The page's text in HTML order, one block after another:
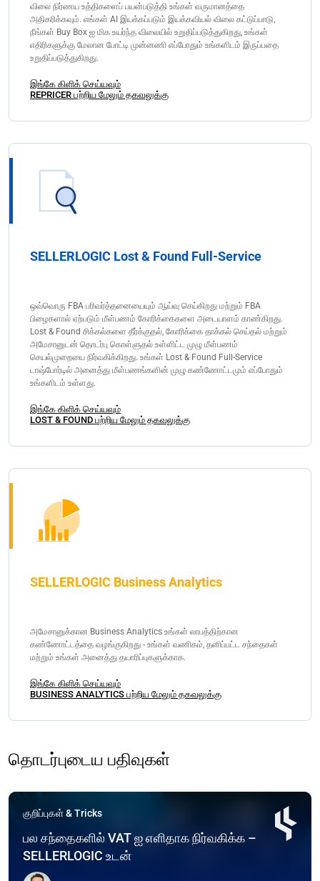
விலை நிர்ணய உத்திகளைப் பயன்படுத்தி உங்கள் வருமானத்தை
அதிகரிக்கவும். எங்கள் AI இயக்கப்படும் இயக்கவியல் விலை கட்டுப்பாடு,
நீங்கள் Buy Box ஐ மிக உயர்ந்த விலையில் உறுதிப்படுத்துகிறது, உங்கள்
எதிரிகளுக்கு மேலான போட்டி முன்னணி எப்போதும் உங்களிடம் இருப்பதை
உறுதிப்படுத்துகிறது.
இங்கே கிளிக் செய்யவும்
REPRICER பற்றிய மேலும் தகவலுக்கு
SELLERLOGIC Lost & Found Full-Service
ஒவ்வொரு FBA பரிவர்த்தனையையும் ஆய்வு செய்கிறது மற்றும் FBA
பிழைகளால் ஏற்படும் மீள்பணம் கோரிக்கைகளை அடையாளம் காண்கிறது.
Lost & Found சிக்கல்களை தீர்க்குதல், கோரிக்கை தாக்கல் செய்தல் மற்றும்
அமேசானுடன் தொடர்பு கொள்ளுதல் உள்ளிட்ட முழு மீள்பணம்
செயல்முறையை நிர்வகிக்கிறது. உங்கள் Lost & Found Full-Service
டாஷ்போர்டில் அனைத்து மீள்பணங்களின் முழு கண்ணோட்டமும் எப்போதும்
உங்களிடம் உள்ளது.
இங்கே கிளிக் செய்யவும்
LOST & FOUND பற்றிய மேலும் தகவலுக்கு
SELLERLOGIC Business Analytics
அமேசானுக்கான Business Analytics உங்கள் லாபத்திற்கான
கண்ணோட்டத்தை வழங்குகிறது - உங்கள் வணிகம், தனிப்பட்ட சந்தைகள்
மற்றும் உங்கள் அனைத்து தயாரிப்புகளுக்காக.
இங்கே கிளிக் செய்யவும்
BUSINESS ANALYTICS பற்றிய மேலும் தகவலுக்கு
தொடர்புடைய பதிவுகள்
குறிப்புகள் & Tricks
பல சந்தைகளில் VAT ஐ எளிதாக நிர்வகிக்க –
SELLERLOGIC உடன்